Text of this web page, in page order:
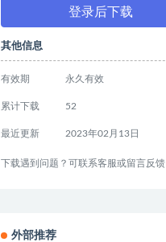
登录后下载
其他信息
有效期 永久有效
累计下载 52
最近更新 2023年02月13日
下载遇到问题？可联系客服或留言反馈
外部推荐